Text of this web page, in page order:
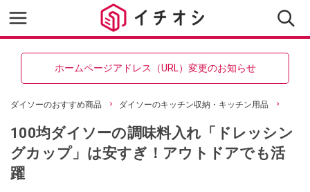
ホームページアドレス（URL）変更のお知らせ
ダイソーのおすすめ商品 ダイソーのキッチン収納・キッチン用品
100均ダイソーの調味料入れ「ドレッシン
グカップ」は安すぎ！アウトドアでも活
躍